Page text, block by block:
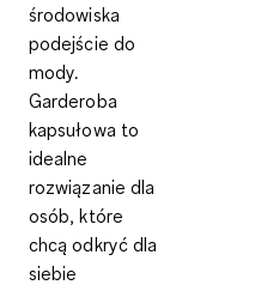
środowiska
podejście do
mody.
Garderoba
kapsułowa to
idealne
rozwiązanie dla
osób, które
chcą odkryć dla
siebie